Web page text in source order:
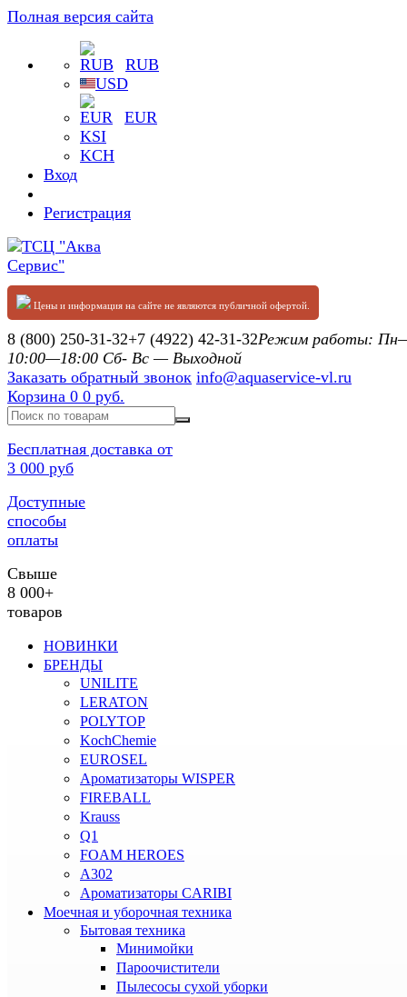
Полная версия сайта
RUB
USD
EUR
KSI
KCH
Вход
Регистрация
Цены и информация на сайте не являются публичной офертой.
8 (800) 250-31-32+7 (4922) 42-31-32Режим работы:
10:00—18:00 Сб- Вс — Выходной
Заказать обратный звонок info@aquaservice-vl.ru
Корзина 0 0 руб.
Бесплатная доставка от
3 000 руб
Доступные
способы
оплаты
Свыше
8 000+
товаров
НОВИНКИ
БРЕНДЫ
UNILITE
LERATON
POLYTOP
KochChemie
EUROSEL
Ароматизаторы WISPER
FIREBALL
Krauss
Q1
FOAM HEROES
A302
Ароматизаторы CARIBI
Моечная и уборочная техника
Бытовая техника
Минимойки
Пароочистители
Пылесосы сухой уборки